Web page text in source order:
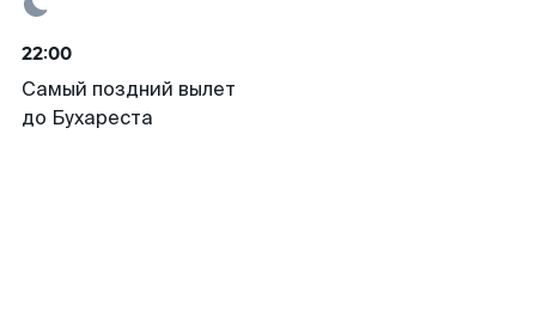
22:00
Самый поздний вылет
до Бухареста